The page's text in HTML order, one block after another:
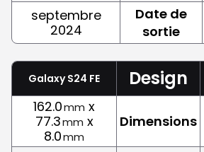
septembre
2024
Date de
sortie
Galaxy S24 FE Design
162.0mm x
77.3mm x
8.0mm
Dimensions